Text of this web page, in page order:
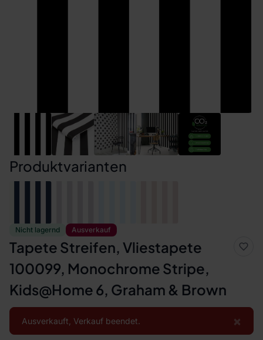
Nicht lagernd Ausverkauf
Tapete Streifen, Vliestapete
100099, Monochrome Stripe,
Kids@Home 6, Graham & Brown
×
Ausverkauft, Verkauf beendet.
Produktvarianten